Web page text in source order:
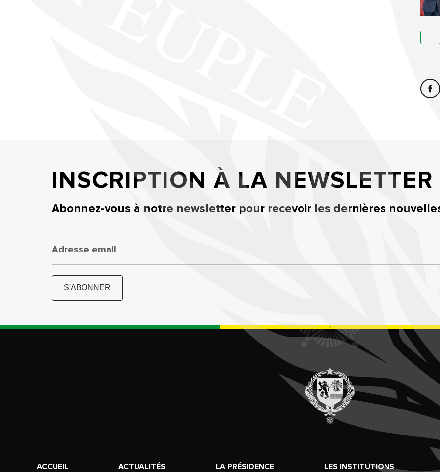
INSCRIPTION À LA NEWSLETTER
Abonnez-vous à notre newsletter pour recevoir les dernières
Adresse email
S'ABONNER
ACCUEIL ACTUALITÉS LA PRÉSIDENCE LES INSTITUTIONS